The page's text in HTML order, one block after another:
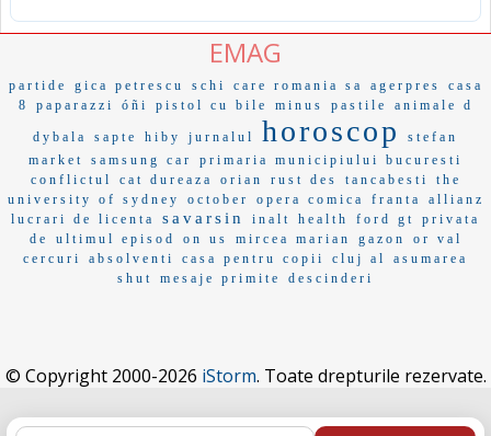
EMAG
partide gica petrescu schi care romania sa agerpres
casa
8
paparazzi óñi pistol cu bile minus pastile animale d
dybala sapte hiby jurnalul horoscop
stefan
market
samsung car
primaria municipiului bucuresti
conflictul
cat dureaza orian rust des tancabesti
the
university of sydney
october opera comica franta
allianz
lucrari de licenta
savarsin inalt health ford gt
privata
de
ultimul episod on us mircea marian gazon
or val
cercuri
absolventi casa pentru copii cluj al
asumarea
shut
mesaje primite descinderi
© Copyright 2000-2026 iStorm. Toate drepturile rezervate.